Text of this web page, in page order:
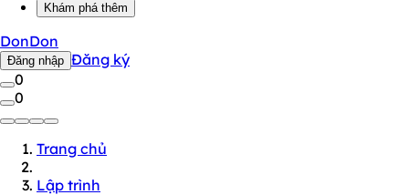
Khám phá thêm
DonDon
Đăng nhập Đăng ký
0
0
Trang chủ
Lập trình